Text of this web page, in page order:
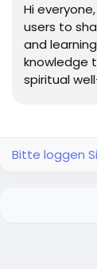
Hi
users to
and
knowledge
spiritual
Bitte loggen